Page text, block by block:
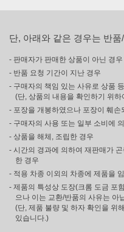
단, 아래와 같은 경우는 반
- 판매자가 판매한 상품이 아닌 경우
- 반품 요청 기간이 지난 경우
- 구매자의 책임 있는 사유로 상품
(단, 상품의 내용을 확인하기 위
- 포장을 개봉하였으나 포장이 훼
- 구매자의 사용 또는 일부 소비에
- 상품을 해체, 조립한 경우
- 시간의 경과에 의하여 재판매가
한 경우
- 적용 차종 이외의 차종에 제품을
- 제품의 특성상 도장(크롬 도금 포
으나 이는 교환/반품의 사유는 아
(단, 제품 불량 및 하자 확인을 위
있습니다.)